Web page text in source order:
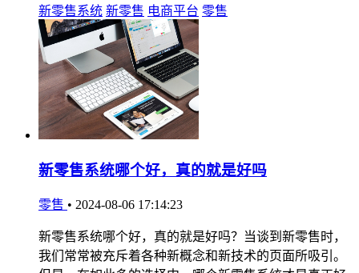
新零售系统 新零售 电商平台 零售
新零售系统哪个好，真的就是好吗
零售 • 2024-08-06 17:14:23
新零售系统哪个好，真的就是好吗？当谈到新零售时，
我们常常被充斥着各种新概念和新技术的页面所吸引。